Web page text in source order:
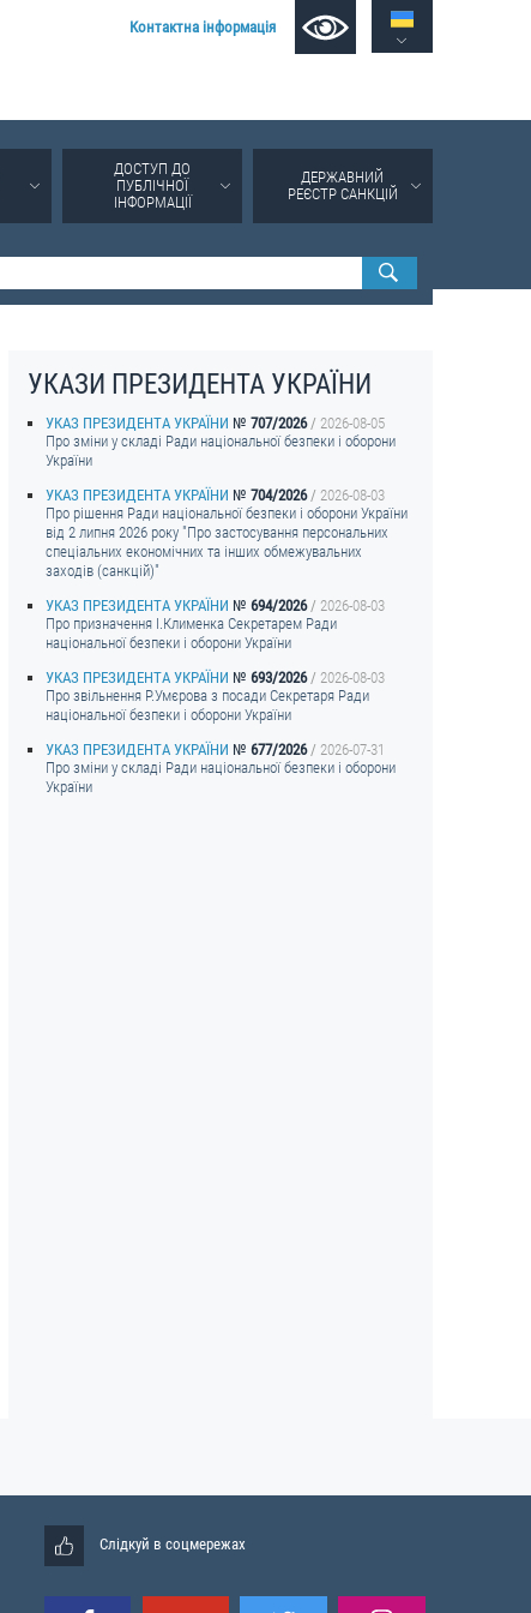
Контактна інформація
ДОСТУП ДО
ПУБЛІЧНОЇ
ІНФОРМАЦІЇ
ДЕРЖАВНИЙ
РЕЄСТР САНКЦІЙ
УКАЗИ ПРЕЗИДЕНТА УКРАЇНИ
УКАЗ ПРЕЗИДЕНТА УКРАЇНИ 707/2026
2026-08-05
Про зміни у складі Ради національної безпеки і оборони
України
УКАЗ ПРЕЗИДЕНТА УКРАЇНИ
704/2026
2026-08-03
Про рішення Ради національної безпеки і оборони України
від 2 липня 2026 року "Про застосування персональних
спеціальних економічних та інших обмежувальних
заходів (санкцій)"
УКАЗ ПРЕЗИДЕНТА УКРАЇНИ
694/2026
2026-08-03
Про призначення I.Клименка Секретарем Ради
національної безпеки і оборони України
УКАЗ ПРЕЗИДЕНТА УКРАЇНИ
693/2026
2026-08-03
Про звільнення Р.Умєрова з посади Секретаря Ради
національної безпеки і оборони України
УКАЗ ПРЕЗИДЕНТА УКРАЇНИ
677/2026
2026-07-31
Про зміни у складі Ради національної безпеки і оборони
України
Слідкуй в соцмережах